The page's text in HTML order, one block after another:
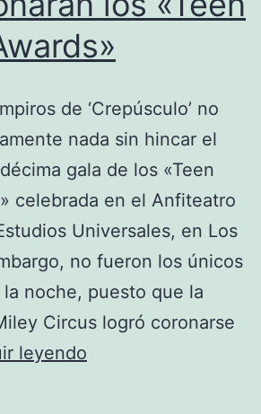
de ‘Crepúsculo’ no
nada sin hincar el
gala de los «Teen
celebrada en el Anfiteatro
Universales, en Los
no fueron los únicos
noche, puesto que la
Circus logró coronarse
leyendo